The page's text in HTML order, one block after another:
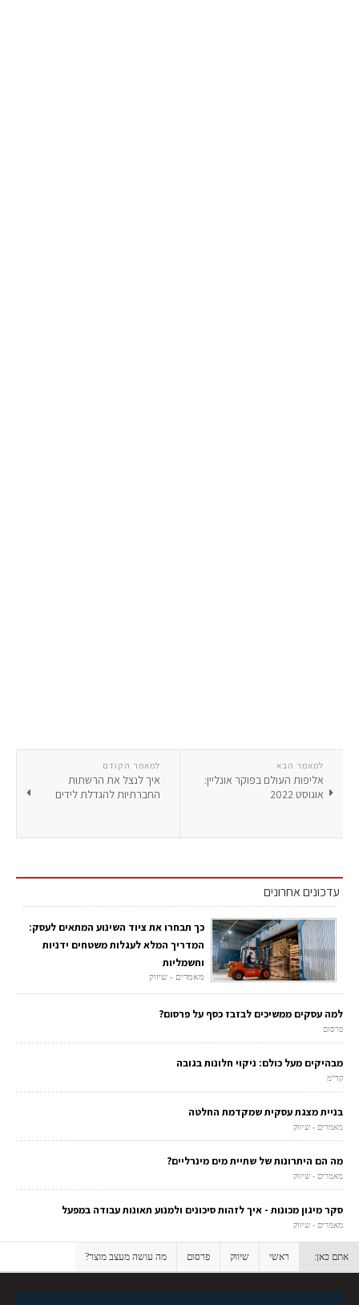
למאמר הקודם
איך לנצל את הרשתות
החברתיות להגדלת לידים
למאמר הבא
אליפות העולם בפוקר אונליין:
אוגוסט 2022
עדכונים אחרונים
כך תבחרו את ציוד השינוע המתאים לעסק:
המדריך המלא לעגלות משטחים ידניות
וחשמליות
מאמרים - שיווק
למה עסקים ממשיכים לבזבז כסף על פרסום?
פרסום
מבהיקים מעל כולם: ניקוי חלונות בגובה
קד"מ
בניית מצגת עסקית שמקדמת החלטה
מאמרים - שיווק
מה הם היתרונות של שתיית מים מינרליים?
מאמרים - שיווק
סקר מיגון מכונות - איך לזהות סיכונים ולמנוע תאונות עבודה במפעל
מאמרים - שיווק
אתם כאן: ראשי שיווק פרסום מה עושה מעצב מוצר?